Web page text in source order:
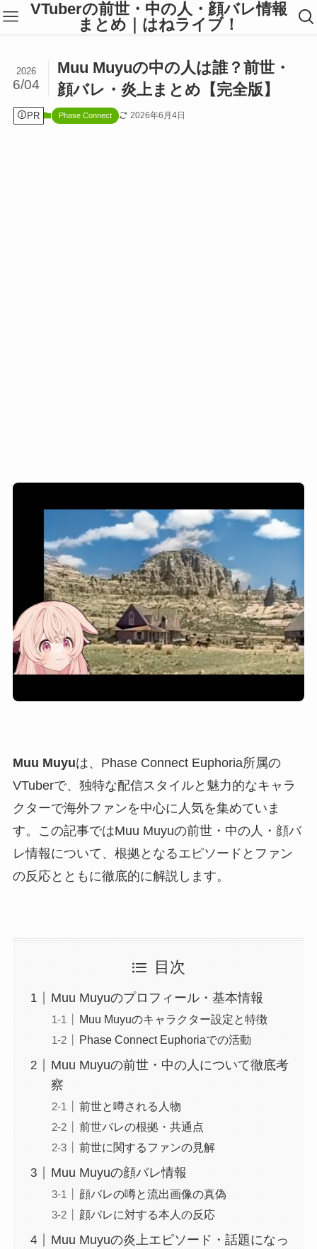
VTuberの前世・中の人・顔バレ情報
まとめ｜はねライブ！
Muu Muyuの中の人は誰？前世・
顔バレ・炎上まとめ【完全版】
2026
6/04
PR Phase Connect 2026年6月4日
Muu Muyuは、Phase Connect Euphoria所属の
VTuberで、独特な配信スタイルと魅力的なキャラ
クターで海外ファンを中心に人気を集めていま
す。この記事ではMuu Muyuの前世・中の人・顔バ
レ情報について、根拠となるエピソードとファン
の反応とともに徹底的に解説します。
目次
Muu Muyuのプロフィール・基本情報
Muu Muyuのキャラクター設定と特徴
Phase Connect Euphoriaでの活動
Muu Muyuの前世・中の人について徹底考
察
前世と噂される人物
前世バレの根拠・共通点
前世に関するファンの見解
Muu Muyuの顔バレ情報
顔バレの噂と流出画像の真偽
顔バレに対する本人の反応
Muu Muyuの炎上エピソード・話題になっ